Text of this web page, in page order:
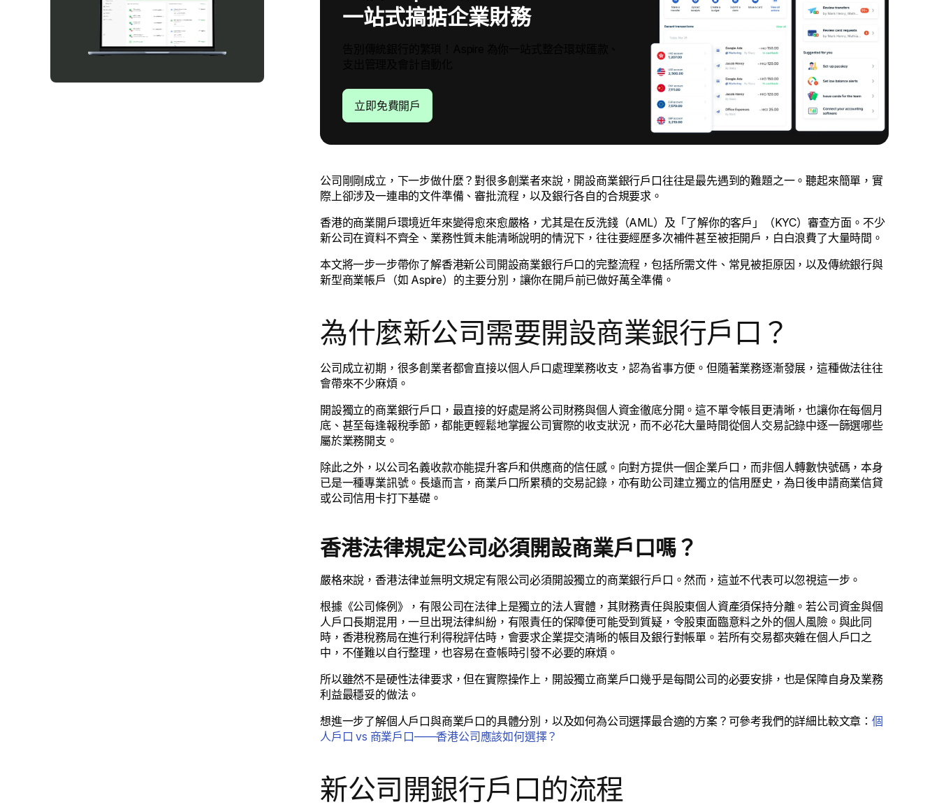
一站式搞掂企業財務
立即免費開戶
公司剛剛成立，下一步做什麼？對很多創業者來說，開設商業銀行戶口往往是最先遇到的難題之一。聽起來簡單，實
際上卻涉及一連串的文件準備、審批流程，以及銀行各自的合規要求。
香港的商業開戶環境近年來變得愈來愈嚴格，尤其是在反洗錢（AML）及「了解你的客戶」（KYC）審查方面。不少
新公司在資料不齊全、業務性質未能清晰說明的情況下，往往要經歷多次補件甚至被拒開戶，白白浪費了大量時間。
本文將一步一步帶你了解香港新公司開設商業銀行戶口的完整流程，包括所需文件、常見被拒原因，以及傳統銀行與
新型商業帳戶（如 Aspire）的主要分別，讓你在開戶前已做好萬全準備。
為什麼新公司需要開設商業銀行戶口？
公司成立初期，很多創業者都會直接以個人戶口處理業務收支，認為省事方便。但隨著業務逐漸發展，這種做法往往
會帶來不少麻煩。
開設獨立的商業銀行戶口，最直接的好處是將公司財務與個人資金徹底分開。這不單令帳目更清晰，也讓你在每個月
底、甚至每逢報稅季節，都能更輕鬆地掌握公司實際的收支狀況，而不必花大量時間從個人交易記錄中逐一篩選哪些
屬於業務開支。
除此之外，以公司名義收款亦能提升客戶和供應商的信任感。向對方提供一個企業戶口，而非個人轉數快號碼，本身
已是一種專業訊號。長遠而言，商業戶口所累積的交易記錄，亦有助公司建立獨立的信用歷史，為日後申請商業信貸
或公司信用卡打下基礎。
香港法律規定公司必須開設商業戶口嗎？
嚴格來說，香港法律並無明文規定有限公司必須開設獨立的商業銀行戶口。然而，這並不代表可以忽視這一步。
根據《公司條例》，有限公司在法律上是獨立的法人實體，其財務責任與股東個人資產須保持分離。若公司資金與個
人戶口長期混用，一旦出現法律糾紛，有限責任的保障便可能受到質疑，令股東面臨意料之外的個人風險。與此同
時，香港稅務局在進行利得稅評估時，會要求企業提交清晰的帳目及銀行對帳單。若所有交易都夾雜在個人戶口之
中，不僅難以自行整理，也容易在查帳時引發不必要的麻煩。
所以雖然不是硬性法律要求，但在實際操作上，開設獨立商業戶口幾乎是每間公司的必要安排，也是保障自身及業務
利益最穩妥的做法。
想進一步了解個人戶口與商業戶口的具體分別，以及如何為公司選擇最合適的方案？可參考我們的詳細比較文章： 個
人戶口 vs 商業戶口——香港公司應該如何選擇？
新公司開銀行戶口的流程